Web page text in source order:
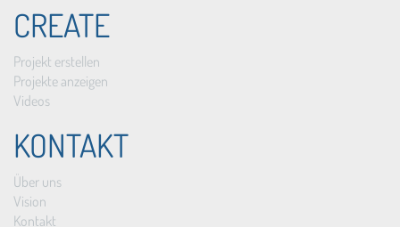
CREATE
Projekt erstellen
Projekte anzeigen
Videos
KONTAKT
Über uns
Vision
Kontakt